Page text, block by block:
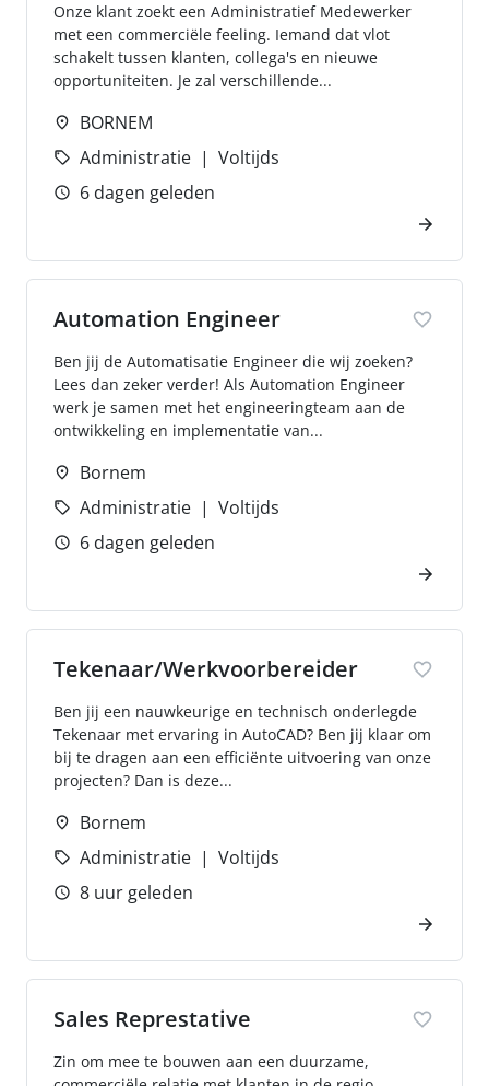
Onze klant zoekt een Administratief Medewerker
met een commerciële feeling. Iemand dat vlot
schakelt tussen klanten, collega's en nieuwe
opportuniteiten. Je zal verschillende...
BORNEM
Administratie
Voltijds
6 dagen geleden
Automation Engineer
Ben jij de Automatisatie Engineer die wij zoeken?
Lees dan zeker verder! Als Automation Engineer
werk je samen met het engineeringteam aan de
ontwikkeling en implementatie van...
Bornem
Administratie
Voltijds
6 dagen geleden
Tekenaar/Werkvoorbereider
Ben jij een nauwkeurige en technisch onderlegde
Tekenaar met ervaring in AutoCAD? Ben jij klaar om
bij te dragen aan een efficiënte uitvoering van onze
projecten? Dan is deze...
Bornem
Administratie
Voltijds
8 uur geleden
Sales Represtative
Zin om mee te bouwen aan een duurzame,